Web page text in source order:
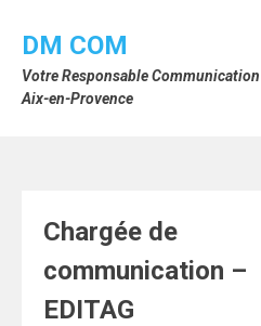
DM COM
Votre Responsable
Aix-en-Provence
Chargée de
communication –
EDITAG